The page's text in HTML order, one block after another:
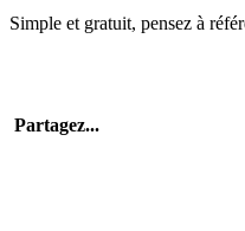
Simple et gratuit, pensez à
Partagez...